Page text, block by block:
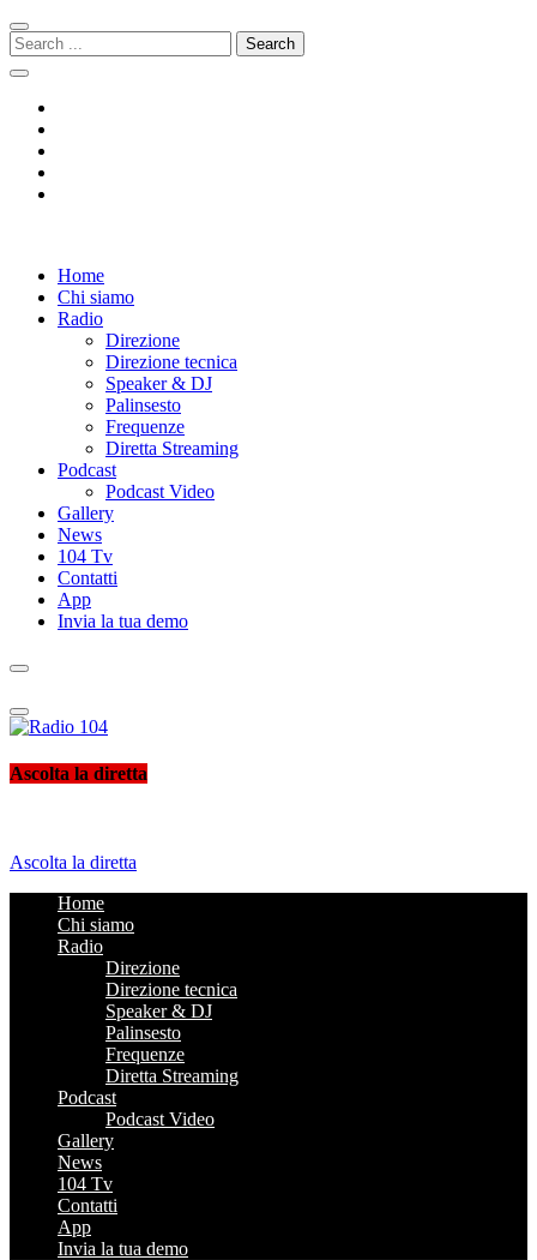
Skip
to
navigation
Skip
to
content
Search
for:
Radio 104
Like It !Home
Chi siamo
Radio
Direzione
Direzione tecnica
Speaker & DJ
Palinsesto
Frequenze
Diretta Streaming
Podcast
Podcast Video
Gallery
News
104 Tv
Contatti
App
Invia la tua demo
Radio 104
Like It !
Ascolta la diretta
Ascolta la diretta
Home
Chi siamo
Radio
Direzione
Direzione tecnica
Speaker & DJ
Palinsesto
Frequenze
Diretta Streaming
Podcast
Podcast Video
Gallery
News
104 Tv
Contatti
App
Invia la tua demo